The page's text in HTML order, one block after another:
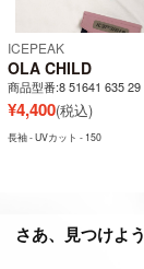
ICEPEAK
OLA CHILD
商品型番:8 51641 635 29
¥4,400(税込)
長袖 - UVカット - 150
さあ、見つけよう